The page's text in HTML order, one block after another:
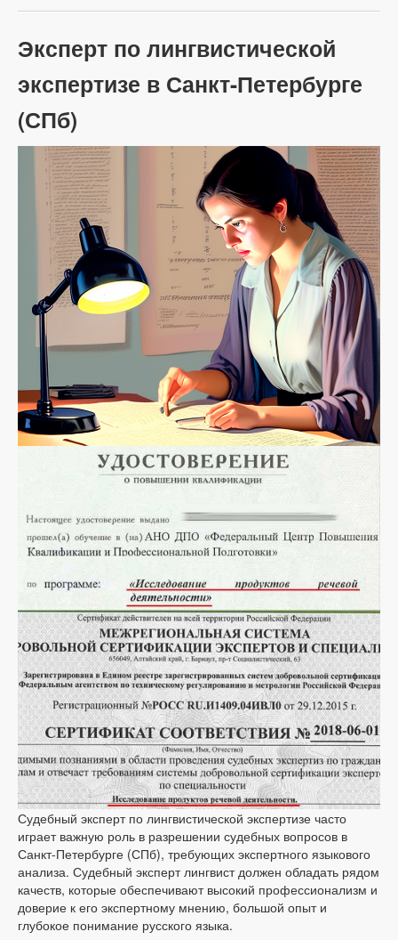
Эксперт по лингвистической
экспертизе в Санкт-Петербурге
(СПб)
Судебный эксперт по лингвистической экспертизе часто
играет важную роль в разрешении судебных вопросов в
Санкт-Петербурге (СПб), требующих экспертного языкового
анализа. Судебный эксперт лингвист должен обладать рядом
качеств, которые обеспечивают высокий профессионализм и
доверие к его экспертному мнению, большой опыт и
глубокое понимание русского языка.